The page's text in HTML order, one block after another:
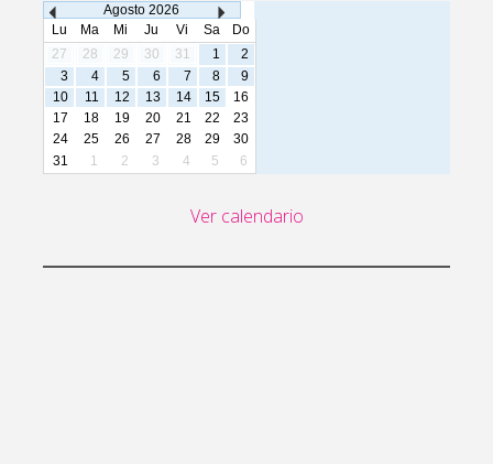
Agosto 2026
Lu
Ma Mi Ju Vi Sa
Do
27
28 29 30 31 1
2
3
4 5 6 7 8
9
10
11 12 13 14 15
16
17
18 19 20 21 22
23
24
25 26 27 28 29
30
31
1 2 3 4 5 6
Ver calendario